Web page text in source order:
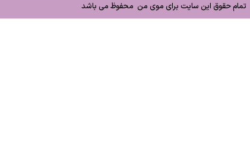
تمام حقوق این سایت برای موی من محفوظ می باشد